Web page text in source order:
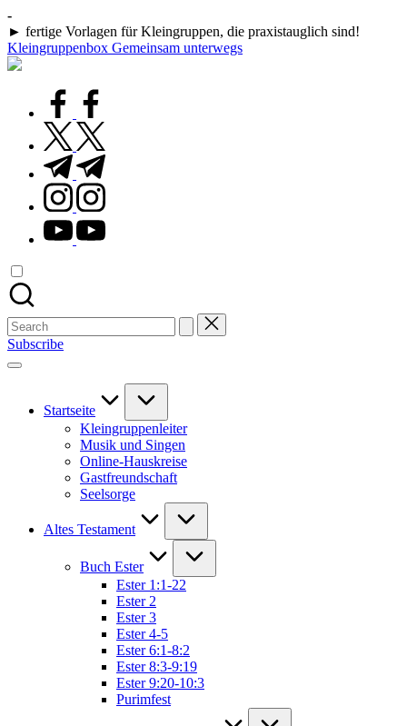
Skip
to
content
-
► fertige Vorlagen für Kleingruppen, die praxistauglich sind!
Kleingruppenbox Gemeinsam unterwegs
Gemeinsam
wachsen,
leben
facebook.com
twitter.com
t.me
instagram.com
youtube.com
Search
for:
Subscribe
Startseite
Kleingruppenleiter
Musik und Singen
Online-Hauskreise
Gastfreundschaft
Seelsorge
Altes Testament
Buch Ester
Ester 1:1-22
Ester 2
Ester 3
Ester 4-5
Ester 6:1-8:2
Ester 8:3-9:19
Ester 9:20-10:3
Purimfest